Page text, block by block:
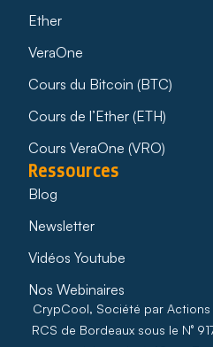
Ether
VeraOne
Cours du Bitcoin (BTC)
Cours de l’Ether (ETH)
Cours VeraOne (VRO)
Ressources
Blog
Newsletter
Vidéos Youtube
Nos Webinaires
CrypCool, Société par Actions
RCS de Bordeaux sous le N°